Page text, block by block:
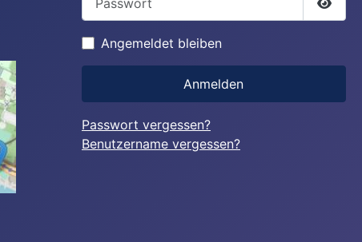
Angemeldet bleiben
Anmelden
Passwort vergessen?
Benutzername vergessen?